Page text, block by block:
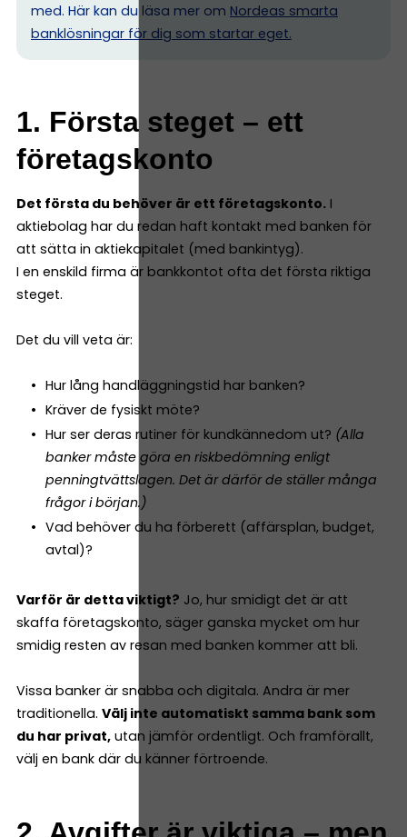
med. Här kan du läsa mer om Nordeas smarta
banklösningar för dig som startar eget.
1. Första steget – ett
företagskonto
Det första du behöver är ett företagskonto. I
aktiebolag har du redan haft kontakt med banken för
att sätta in aktiekapitalet (med bankintyg).
I en enskild firma är bankkontot ofta det första riktiga
steget.
Det du vill veta är:
Hur lång handläggningstid har banken?
Kräver de fysiskt möte?
Hur ser deras rutiner för kundkännedom ut? (Alla
banker måste göra en riskbedömning enligt
penningtvättslagen. Det är därför de ställer många
frågor i början.)
Vad behöver du ha förberett (affärsplan, budget,
avtal)?
Varför är detta viktigt? Jo, hur smidigt det är att
skaffa företagskonto, säger ganska mycket om hur
smidig resten av resan med banken kommer att bli.
Vissa banker är snabba och digitala. Andra är mer
traditionella. Välj inte automatiskt samma bank som
du har privat, utan jämför ordentligt. Och framförallt,
välj en bank där du känner förtroende.